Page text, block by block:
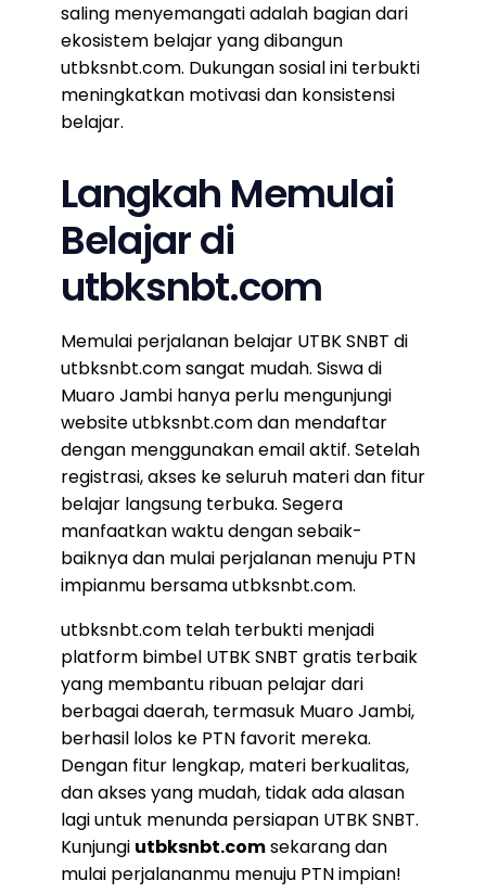
saling menyemangati adalah bagian dari
ekosistem belajar yang dibangun
utbksnbt.com. Dukungan sosial ini terbukti
meningkatkan motivasi dan konsistensi
belajar.
Langkah Memulai
Belajar di
utbksnbt.com
Memulai perjalanan belajar UTBK SNBT di
utbksnbt.com sangat mudah. Siswa di
Muaro Jambi hanya perlu mengunjungi
website utbksnbt.com dan mendaftar
dengan menggunakan email aktif. Setelah
registrasi, akses ke seluruh materi dan fitur
belajar langsung terbuka. Segera
manfaatkan waktu dengan sebaik-
baiknya dan mulai perjalanan menuju PTN
impianmu bersama utbksnbt.com.
utbksnbt.com telah terbukti menjadi
platform bimbel UTBK SNBT gratis terbaik
yang membantu ribuan pelajar dari
berbagai daerah, termasuk Muaro Jambi,
berhasil lolos ke PTN favorit mereka.
Dengan fitur lengkap, materi berkualitas,
dan akses yang mudah, tidak ada alasan
lagi untuk menunda persiapan UTBK SNBT.
Kunjungi utbksnbt.comsekarang dan
mulai perjalananmu menuju PTN impian!